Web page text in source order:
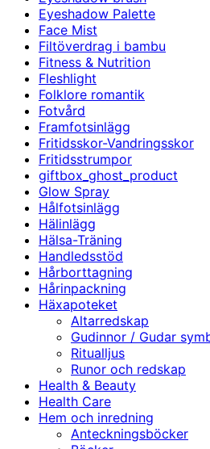
Eyeshadow Palette
Face Mist
Filtöverdrag i bambu
Fitness & Nutrition
Fleshlight
Folklore romantik
Fotvård
Framfotsinlägg
Fritidsskor-Vandringsskor
Fritidsstrumpor
giftbox_ghost_product
Glow Spray
Hålfotsinlägg
Hälinlägg
Hälsa-Träning
Handledsstöd
Hårborttagning
Hårinpackning
Häxapoteket
Altarredskap
Gudinnor / Gudar
Ritualljus
Runor och redskap
Health & Beauty
Health Care
Hem och inredning
Anteckningsböcker